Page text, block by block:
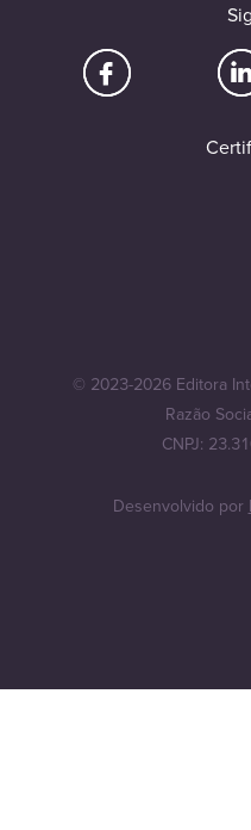
© 2023-2026 Editora
Razão
CNPJ:
Desenvolvido por